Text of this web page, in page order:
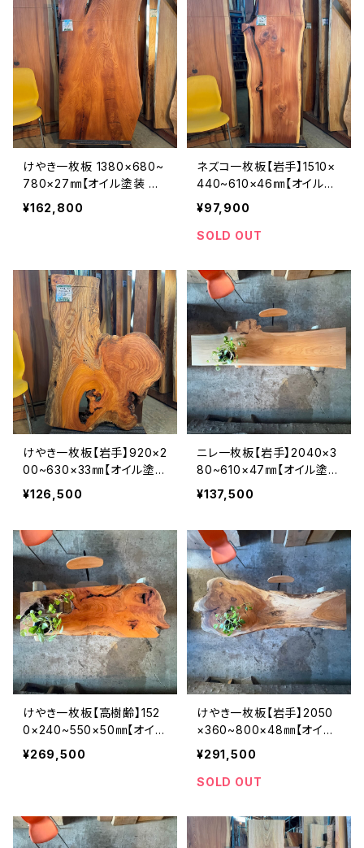
けやき一枚板 1380×680~
780×27㎜【オイル塗装 仕
上げ済み】
¥162,800
ネズコ一枚板【岩手】1510×
440~610×46㎜【オイル塗
装 仕上げ済み】
¥97,900
SOLD OUT
けやき一枚板【岩手】920×2
00~630×33㎜【オイル塗装
仕上げ済み】
¥126,500
ニレ一枚板【岩手】2040×3
80~610×47㎜【オイル塗装
仕上げ済み】
¥137,500
けやき一枚板【高樹齢】152
0×240~550×50㎜【オイル
塗装 仕上げ済み】
¥269,500
けやき一枚板【岩手】2050
×360~800×48㎜【オイル
塗装 仕上げ済み】
¥291,500
SOLD OUT